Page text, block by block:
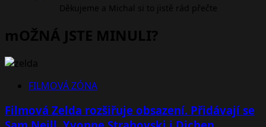
Děkujeme a Michal si to jistě rád přečte
mOŽNÁ JSTE MINULI?
FILMOVÁ ZÓNA
Filmová Zelda rozšiřuje obsazení. Přidávají se